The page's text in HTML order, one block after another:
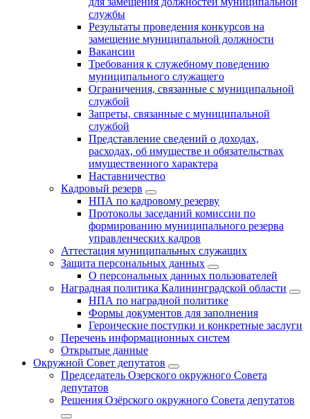
службы
Результаты проведения конкурсов на
замещение муниципальной должности
Вакансии
Требования к служебному поведению
муниципального служащего
Ограничения, связанные с муниципальной
службой
Запреты, связанные с муниципальной
службой
Представление сведений о доходах,
расходах, об имуществе и обязательствах
имущественного характера
Наставничество
Кадровый резерв
НПА по кадровому резерву
Протоколы заседаний комиссии по
формированию муниципального резерва
управленческих кадров
Аттестация муниципальных служащих
Защита персональных данных
О персональных данных пользователей
Наградная политика Калининградской области
НПА по наградной политике
Формы документов для заполнения
Героические поступки и конкретные заслуги
Перечень информационных систем
Открытые данные
Окружной Совет депутатов
Председатель Озерского окружного Совета
депутатов
Решения Озёрского окружного Совета депутатов